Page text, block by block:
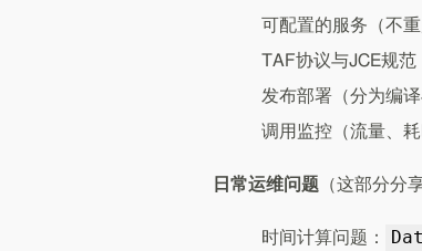
可配置的服务（不
TAF协议与JCE规范
发布部署（分为编
调用监控（流量、
日常运维问题 （这部分分
时间计算问题：